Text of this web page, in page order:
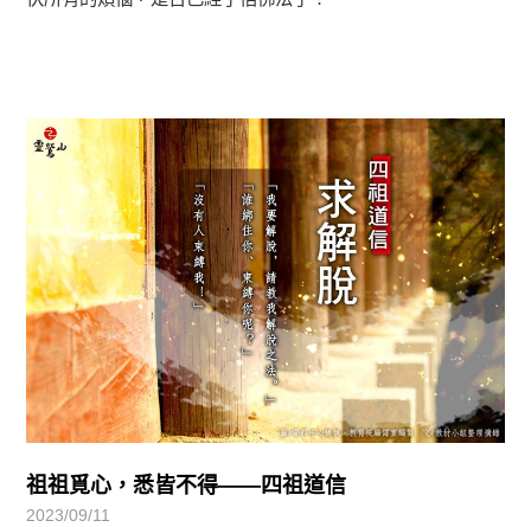
祖祖覓心，悉皆不得——四祖道信
2023/09/11
正法眼-般若期